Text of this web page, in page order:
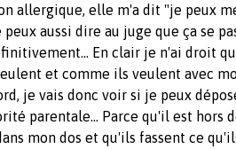
allergique, elle m'a dit "je peux
aussi dire au juge que ça se
En clair je n'ai droit
et comme ils veulent avec
je vais donc voir si je peux
parentale... Parce qu'il est hors
mon dos et qu'ils fassent ce